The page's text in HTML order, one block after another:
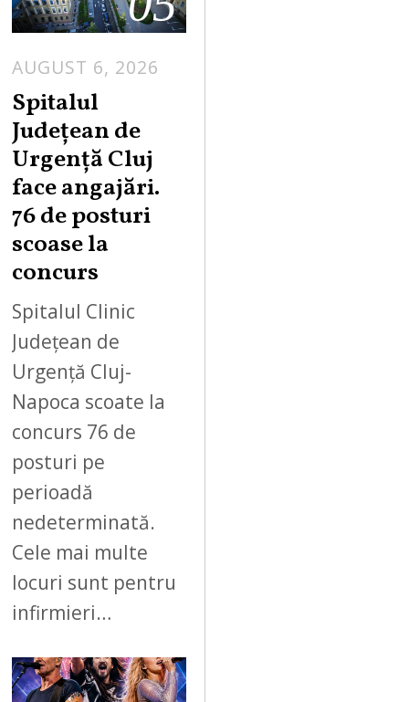
AUGUST 6, 2026
Spitalul
Județean de
Urgență Cluj
face angajări.
76 de posturi
scoase la
concurs
Spitalul Clinic
Județean de
Urgență Cluj-
Napoca scoate la
concurs 76 de
posturi pe
perioadă
nedeterminată.
Cele mai multe
locuri sunt pentru
infirmieri…